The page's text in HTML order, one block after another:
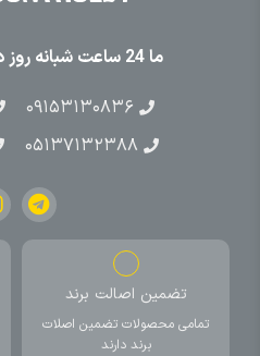
ما 24 ساعت شبانه روز در کنار شما هستیم
۰۹۱۵۳۱۳۰۸۳۶
۰۵۱۳۷۱۳۲۳۸۸
تضمین اصالت برند
تمامی محصولات تضمین اصلات
برند دارند